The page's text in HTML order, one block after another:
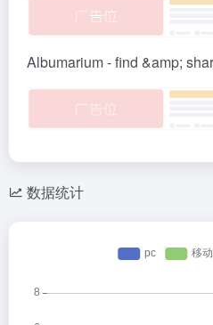
Albumarium - find &amp;
数据统计